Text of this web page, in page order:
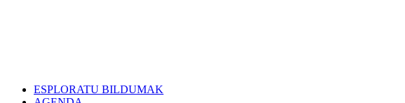
ESPLORATU BILDUMAK